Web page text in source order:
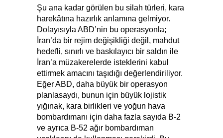
Şu ana kadar görülen bu silah türleri, kara
harekâtına hazırlık anlamına gelmiyor.
Dolayısıyla ABD’nin bu operasyonla;
İran’da bir rejim değişikliği değil, mahdut
hedefli, sınırlı ve baskılayıcı bir saldırı ile
İran’a müzakerelerde isteklerini kabul
ettirmek amacını taşıdığı değerlendiriliyor.
Eğer ABD, daha büyük bir operasyon
planlasaydı, bunun için büyük lojistik
yığınak, kara birlikleri ve yoğun hava
bombardımanı için daha fazla sayıda B-2
ve ayrıca B-52 ağır bombardıman